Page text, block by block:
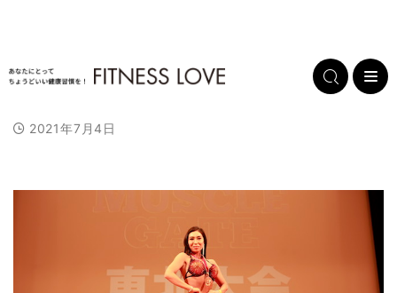
2021年7月4日